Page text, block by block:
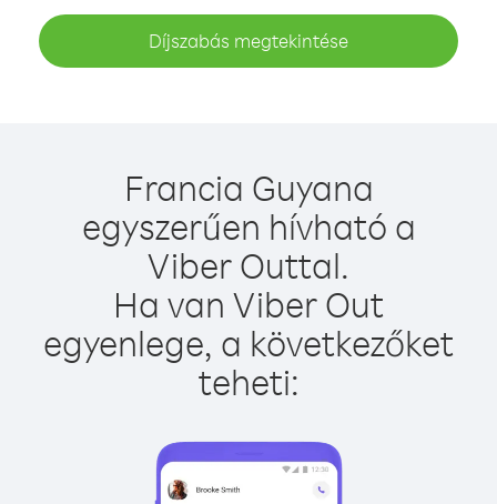
Díjszabás megtekintése
Francia Guyana
egyszerűen hívható a
Viber Outtal.
Ha van Viber Out
egyenlege, a következőket
teheti: